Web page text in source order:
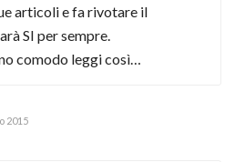
articoli e fa rivotare il
SI per sempre.
comodo leggi così…
2015